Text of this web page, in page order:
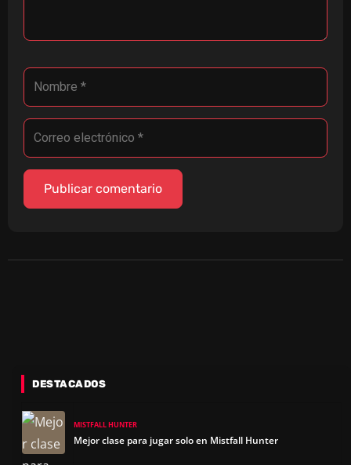
DESTACADOS
MISTFALL HUNTER
Mejor clase para jugar solo en Mistfall Hunter